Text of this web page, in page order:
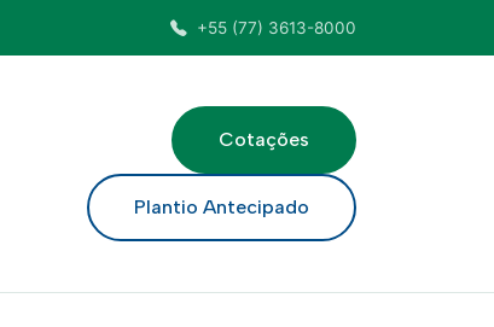
+55 (77) 3613-8000
Cotações
Plantio Antecipado